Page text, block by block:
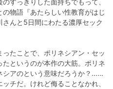
すっきりした面持ちでもって、
物語『あたらしい性教育がはじ
んと5日間にわたる濃厚セック
たことで、ポリネシアン・セッ
というのが本作の大筋。ポリネ
シアのという意味だろうか？……
チだ。けれど侮ることなかれ、